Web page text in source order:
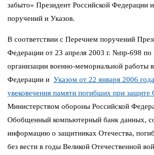
забыто» Президент Российской Федерации
поручений и Указов.
В соответствии с Перечнем поручений
Федерации от 23 апреля 2003 г. №пр-698 по
организации военно-мемориальной работы
Федерации и Указом от 22 января 2006
увековечения памяти погибших при защите
Министерством обороны Российской
Обобщенный компьютерный банк данных,
информацию о защитниках Отечества,
без вести в годы Великой Отечественной